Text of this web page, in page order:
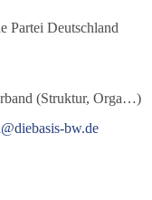
Partei Deutschland
(Struktur, Orga…)
bw.de